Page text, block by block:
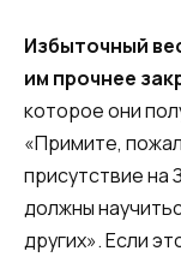
Избыточный
им прочнее
которое они
«Примите,
присутствие на
должны
других». Если